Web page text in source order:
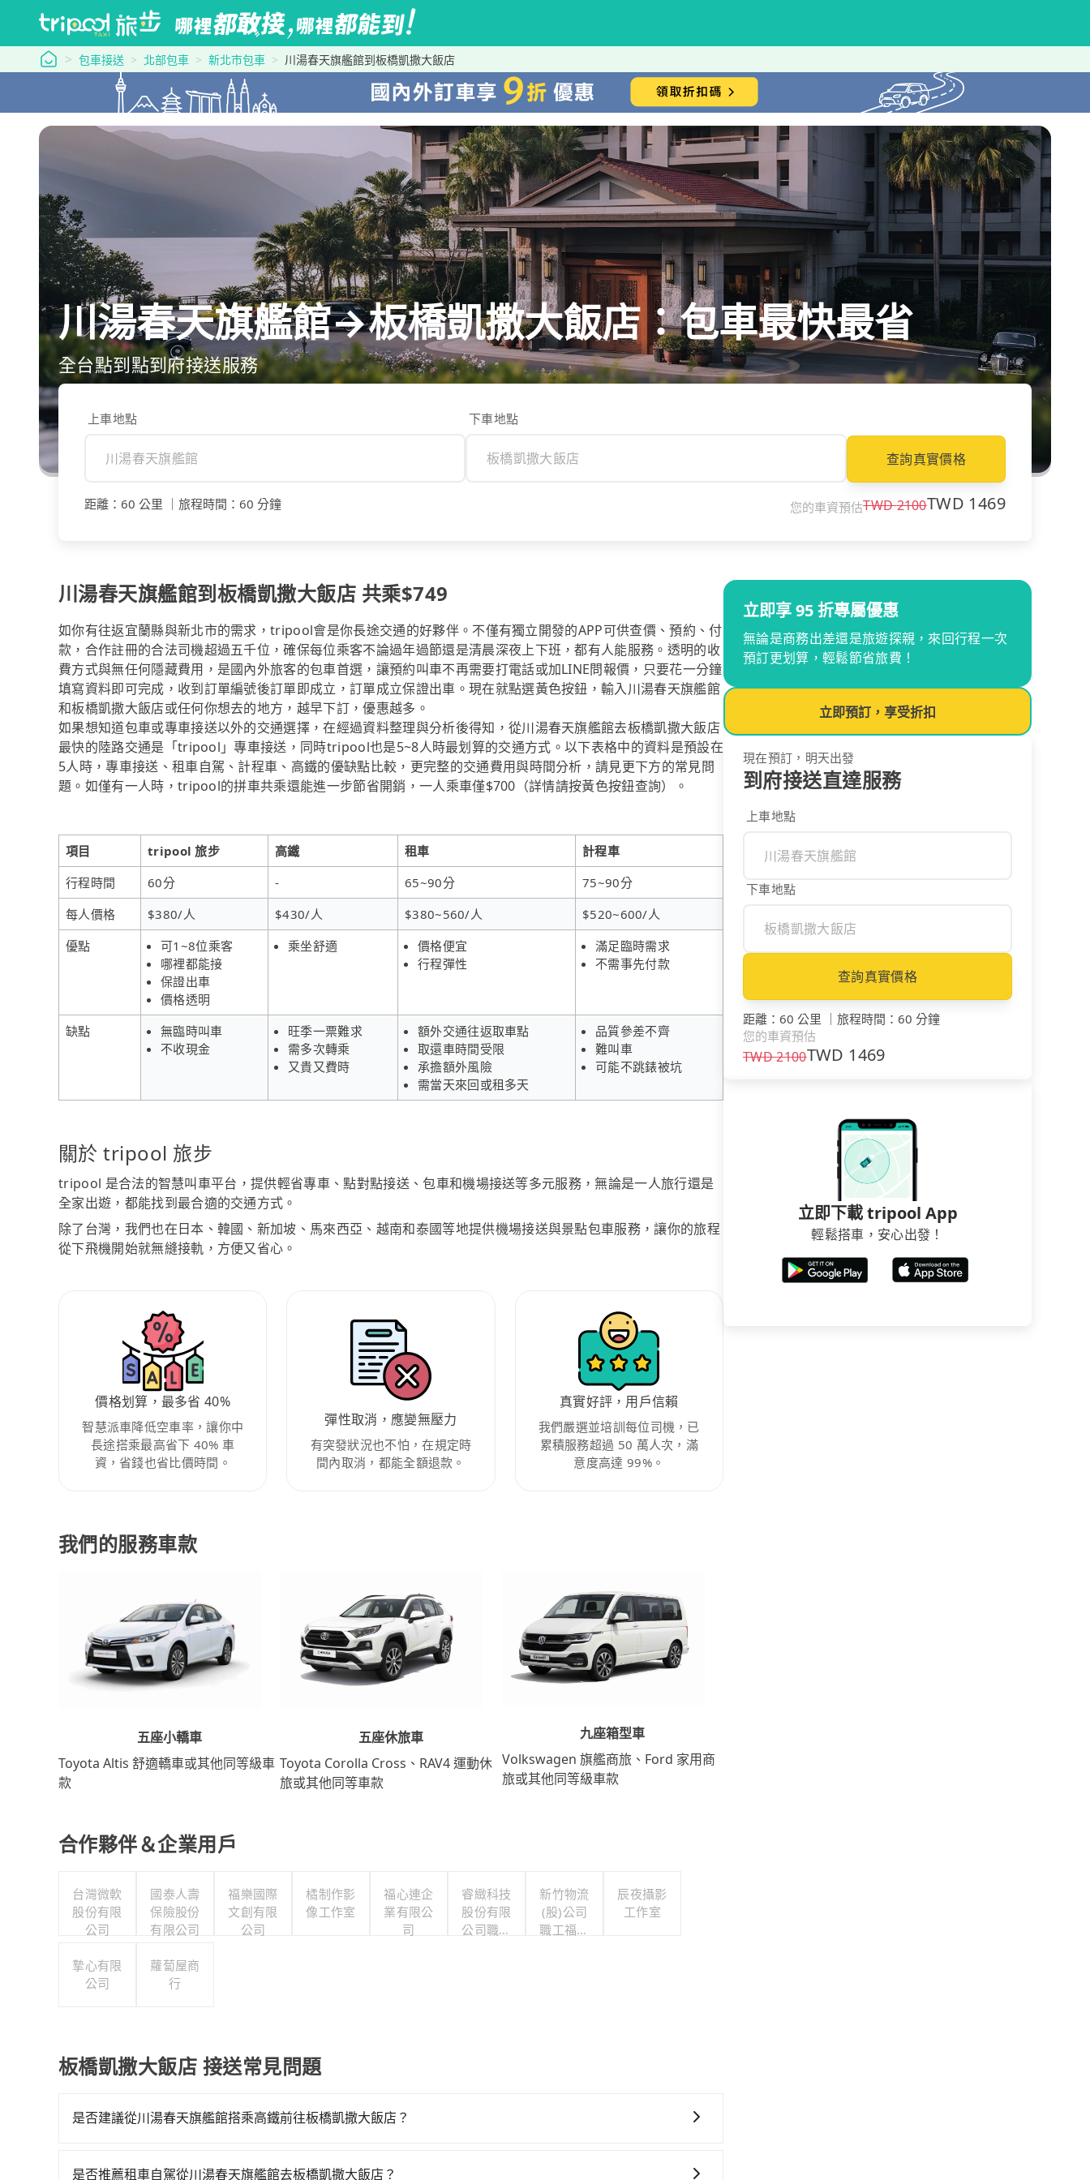
tripool 旅步
包車接送 北部包車 新北市包車 川湯春天旗艦館到板橋凱撒大飯店
川湯春天旗艦館→板橋凱撒大飯店：包車最快最省
全台點到點到府接送服務
上車地點 下車地點
查詢真實價格
距離 ： 60 公里 旅程時間 ： 60 分鐘 您的車資預估TWD2100TWD 1469
川湯春天旗艦館到板橋凱撒大飯店 共乘$749
如你有往返宜蘭縣與新北市的需求，tripool會是你長途交通的好夥伴。不僅有獨立開發的APP可供查價、預約、付
款，合作註冊的合法司機超過五千位，確保每位乘客不論過年過節還是清晨深夜上下班，都有人能服務。透明的收
費方式與無任何隱藏費用，是國內外旅客的包車首選，讓預約叫車不再需要打電話或加LINE問報價，只要花一分鐘
填寫資料即可完成，收到訂單編號後訂單即成立，訂單成立保證出車。現在就點選黃色按鈕，輸入川湯春天旗艦館
和板橋凱撒大飯店或任何你想去的地方，越早下訂，優惠越多。
如果想知道包車或專車接送以外的交通選擇，在經過資料整理與分析後得知，從川湯春天旗艦館去板橋凱撒大飯店
最快的陸路交通是「tripool」專車接送，同時tripool也是5~8人時最划算的交通方式。以下表格中的資料是預設在
5人時，專車接送、租車自駕、計程車、高鐵的優缺點比較，更完整的交通費用與時間分析，請見更下方的常見問
題。如僅有一人時，tripool的拼車共乘還能進一步節省開銷，一人乘車僅$700（詳情請按黃色按鈕查詢）。
項目 tripool 旅步 高鐵 租車
計程車
行程時間
60分 - 65~90分
75~90分
每人價格
$380/人 $430/人 $380~560/人
$520~600/人
優點
可1~8位乘客
哪裡都能接
保證出車
價格透明
乘坐舒適
價格便宜
行程彈性
滿足臨時需求
不需事先付款
缺點
無臨時叫車
不收現金
旺季一票難求
需多次轉乘
又貴又費時
額外交通往返取車點
取還車時間受限
承擔額外風險
需當天來回或租多天
品質參差不齊
難叫車
可能不跳錶被坑
關於 tripool 旅步
tripool 是合法的智慧叫車平台，提供輕省專車、點對點接送、包車和機場接送等多元服務，無論是一人旅行還是
全家出遊，都能找到最合適的交通方式。
除了台灣，我們也在日本、韓國、新加坡、馬來西亞、越南和泰國等地提供機場接送與景點包車服務，讓你的旅程
從下飛機開始就無縫接軌，方便又省心。
價格划算，最多省 40%
智慧派車降低空車率，讓你中
長途搭乘最高省下 40% 車
資，省錢也省比價時間。
彈性取消，應變無壓力
有突發狀況也不怕，在規定時
間內取消，都能全額退款。
真實好評，用戶信賴
我們嚴選並培訓每位司機，已
累積服務超過 50 萬人次，滿
意度高達 99%。
我們的服務車款
五座小轎車
Toyota Altis 舒適轎車或其他同等級車
款
五座休旅車
Toyota Corolla Cross、RAV4 運動休
旅或其他同等車款
九座箱型車
Volkswagen 旗艦商旅、Ford 家用商
旅或其他同等級車款
合作夥伴＆企業用戶
台灣微軟
股份有限
公司
國泰人壽
保險股份
有限公司
福樂國際
文創有限
公司
橘制作影
像工作室
福心連企
業有限公
司
睿緻科技
股份有限
公司職工
新竹物流
(股)公司
職工福利
辰夜攝影
工作室
摯心有限
公司
蘿蔔屋商
行
板橋凱撒大飯店 接送常見問題
是否建議從川湯春天旗艦館搭乘高鐵前往板橋凱撒大飯店？
站！南港-板橋雖然一天最多時有90班車次，從最早06:15到22:50，過了末班車到清晨的時段，還是要找其他交
是否推薦租車自駕從川湯春天旗艦館去板橋凱撒大飯店？
立即享 95 折專屬優惠
無論是商務出差還是旅遊探親，來回行程一次
預訂更划算，輕鬆節省旅費！
立即預訂，享受折扣
現在預訂，明天出發
到府接送直達服務
上車地點
下車地點
查詢真實價格
距離 ： 60 公里 ｜ 旅程時間 ： 60 分鐘
您的車資預估
TWD2100TWD 1469
立即下載 tripool App
輕鬆搭車，安心出發！